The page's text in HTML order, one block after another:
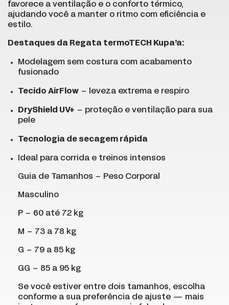
favorece a ventilação e o conforto térmico,
ajudando você a manter o ritmo com eficiência e
estilo.
Destaques da Regata termoTECH Kupa’a:
Modelagem sem costura com acabamento
fusionado
Tecido AirFlow – leveza extrema e respiro
DryShield UV+ – proteção e ventilação para sua
pele
Tecnologia de secagem rápida
Ideal para corrida e treinos intensos
Guia de Tamanhos – Peso Corporal
Masculino
P – 60 até 72 kg
M – 73 a 78 kg
G – 79 a 85 kg
GG – 85 a 95 kg
Se você estiver entre dois tamanhos, escolha
conforme a sua preferência de ajuste — mais